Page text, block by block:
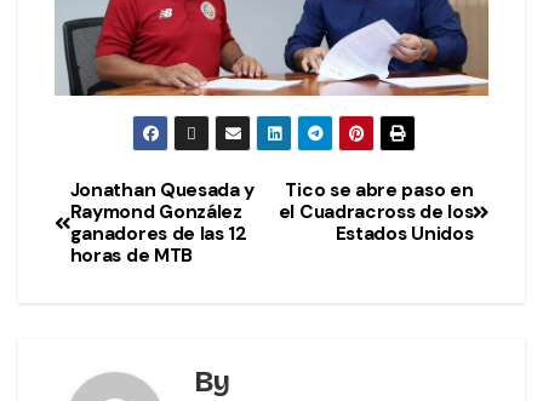
Tico se abre paso en
el Cuadracross de los
Estados Unidos
Jonathan Quesada y
Raymond González
ganadores de las 12
horas de MTB
By